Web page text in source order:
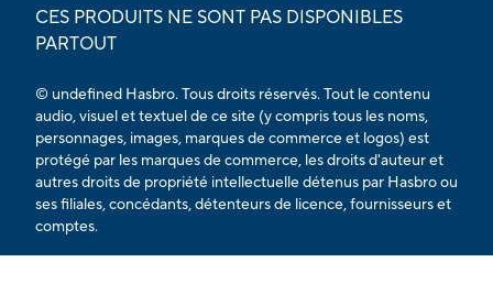
CES PRODUITS NE SONT PAS DISPONIBLES
PARTOUT
© undefined Hasbro. Tous droits réservés. Tout le contenu
audio, visuel et textuel de ce site (y compris tous les noms,
personnages, images, marques de commerce et logos) est
protégé par les marques de commerce, les droits d'auteur et
autres droits de propriété intellectuelle détenus par Hasbro ou
ses filiales, concédants, détenteurs de licence, fournisseurs et
comptes.